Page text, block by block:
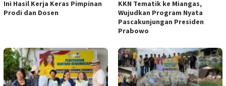
Ini Hasil Kerja Keras Pimpinan
Prodi dan Dosen
KKN Tematik ke Miangas,
Wujudkan Program Nyata
Pascakunjungan Presiden
Prabowo